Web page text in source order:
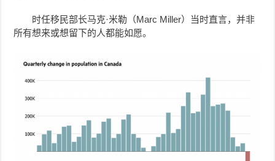
时任移民部长马克·米勒（Marc Miller）当时直言，并非
所有想来或想留下的人都能如愿。